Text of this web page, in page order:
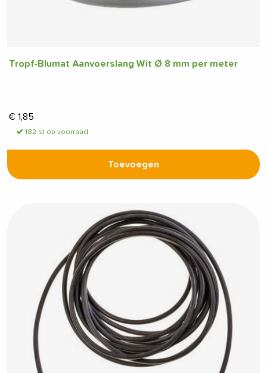
Tropf-Blumat Aanvoerslang Wit Ø 8 mm per meter
€ 1,85
182 st op voorraad
Toevoegen